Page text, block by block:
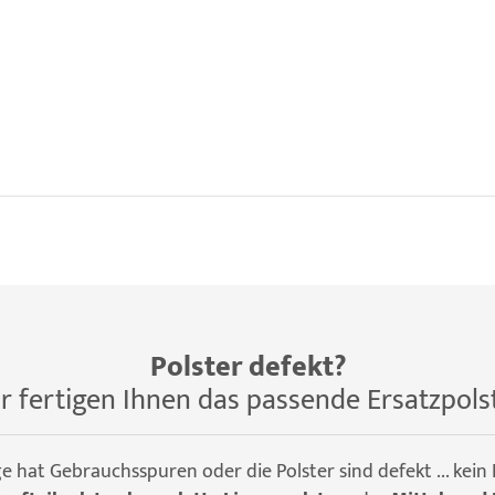
Polster defekt?
fertigen Ihnen das passende
hat Gebrauchsspuren oder die Polster sind defekt ... kein